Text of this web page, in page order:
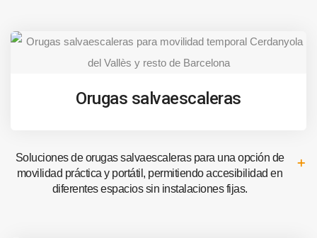
Orugas salvaescaleras
Soluciones de orugas salvaescaleras para una opción de
movilidad práctica y portátil, permitiendo accesibilidad en
diferentes espacios sin instalaciones fijas.